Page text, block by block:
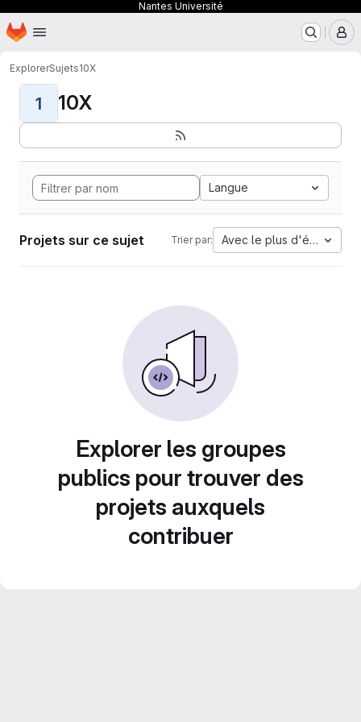
Nantes Université
Passer au contenu principal
Page d'accueil
ExplorerSujets10X
1 10X
Langue
Projets sur ce sujet Trier par: Avec le plus d'étoiles
Explorer les groupes
publics pour trouver des
projets auxquels
contribuer